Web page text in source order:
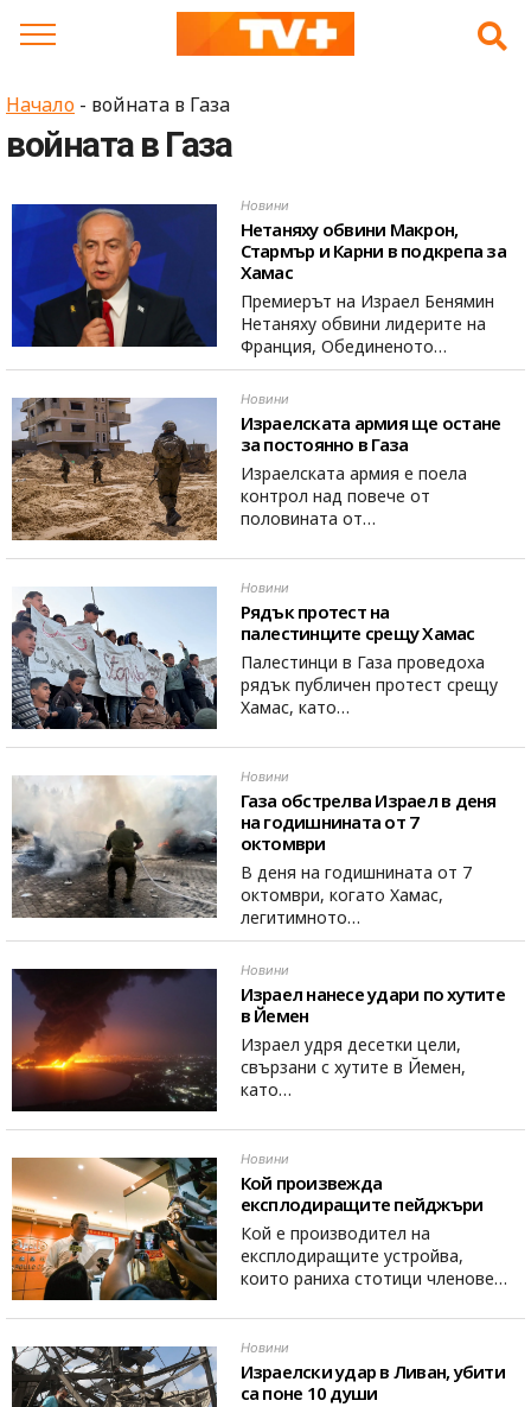
Начало - войната в Газа
войната в Газа
Новини
Нетаняху обвини Макрон,
Стармър и Карни в подкрепа за
Хамас
Премиерът на Израел Бенямин
Нетаняху обвини лидерите на
Франция, Обединеното…
Новини
Израелската армия ще остане
за постоянно в Газа
Израелската армия е поела
контрол над повече от
половината от…
Новини
Рядък протест на
палестинците срещу Хамас
Палестинци в Газа проведоха
рядък публичен протест срещу
Хамас, като…
Новини
Газа обстрелва Израел в деня
на годишнината от 7
октомври
В деня на годишнината от 7
октомври, когато Хамас,
легитимното…
Новини
Израел нанесе удари по хутите
в Йемен
Израел удря десетки цели,
свързани с хутите в Йемен,
като…
Новини
Кой произвежда
експлодиращите пейджъри
Кой е производител на
експлодиращите устройва,
които раниха стотици членове…
Новини
Израелски удар в Ливан, убити
са поне 10 души